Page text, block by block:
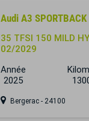
Audi A3 SPORTBACK
35 TFSI 150 MILD
02/2029
Année
2025
Bergerac - 24100